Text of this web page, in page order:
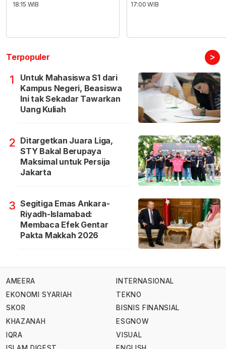
18:15 WIB
17:00 WIB
Terpopuler >
1
Untuk Mahasiswa S1 dari
Kampus Negeri, Beasiswa
Ini tak Sekadar Tawarkan
Uang Kuliah
2 Ditargetkan Juara Liga,
STY Bakal Berupaya
Maksimal untuk Persija
Jakarta
3 Segitiga Emas Ankara-
Riyadh-Islamabad:
Membaca Efek Gentar
Pakta Makkah 2026
AMEERA
EKONOMI SYARIAH
SKOR
KHAZANAH
IQRA
INTERNASIONAL
TEKNO
BISNIS FINANSIAL
ESGNOW
VISUAL